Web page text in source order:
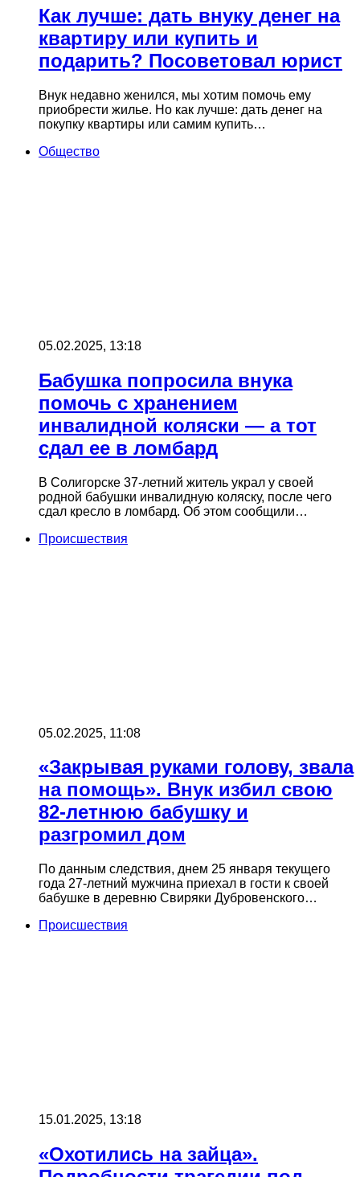
Как лучше: дать внуку денег на
квартиру или купить и
подарить? Посоветовал юрист
Внук недавно женился, мы хотим помочь ему
приобрести жилье. Но как лучше: дать денег на
покупку квартиры или самим купить…
Общество
05.02.2025, 13:18
Бабушка попросила внука
помочь с хранением
инвалидной коляски — а тот
сдал ее в ломбард
В Солигорске 37-летний житель украл у своей
родной бабушки инвалидную коляску, после чего
сдал кресло в ломбард. Об этом сообщили…
Происшествия
05.02.2025, 11:08
«Закрывая руками голову, звала
на помощь». Внук избил свою
82-летнюю бабушку и
разгромил дом
По данным следствия, днем 25 января текущего
года 27-летний мужчина приехал в гости к своей
бабушке в деревню Свиряки Дубровенского…
Происшествия
15.01.2025, 13:18
«Охотились на зайца».